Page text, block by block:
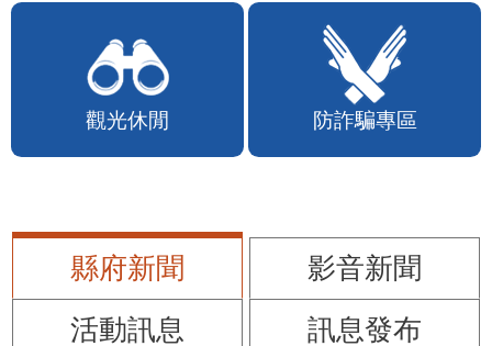
觀光休閒 防詐騙專區
縣府新聞
影音新聞
活動訊息
訊息發布